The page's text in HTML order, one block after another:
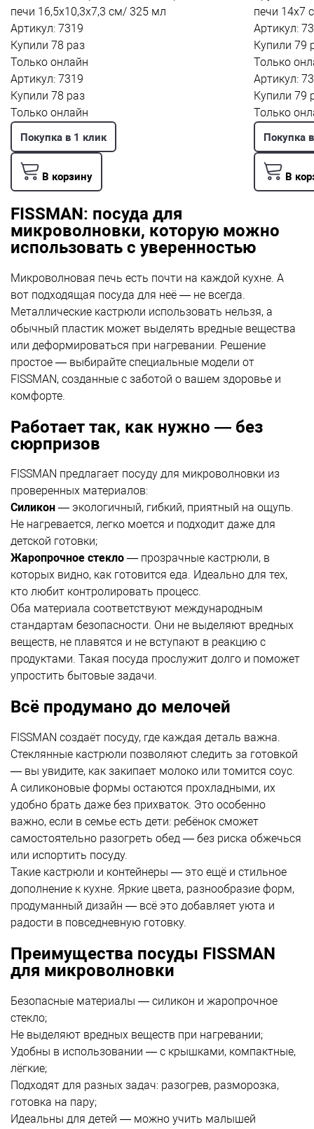
печи 16,5x10,3x7,3 см/ 325 мл
Артикул: 7319
Купили 78 раз
Только онлайн
Артикул: 7319
Купили 78 раз
Только онлайн
Покупка в 1 клик
В корзину
печи 14x7
Артикул:
Купили 79
Только
Артикул:
Купили 79
Только
Покупка
В
FISSMAN: посуда для
микроволновки, которую можно
использовать с уверенностью
Микроволновая печь есть почти на каждой кухне. А
вот подходящая посуда для неё — не всегда.
Металлические кастрюли использовать нельзя, а
обычный пластик может выделять вредные вещества
или деформироваться при нагревании. Решение
простое — выбирайте специальные модели от
FISSMAN, созданные с заботой о вашем здоровье и
комфорте.
Работает так, как нужно — без
сюрпризов
FISSMAN предлагает посуду для микроволновки из
проверенных материалов:
Силикон — экологичный, гибкий, приятный на ощупь.
Не нагревается, легко моется и подходит даже для
детской готовки;
Жаропрочное стекло — прозрачные кастрюли, в
которых видно, как готовится еда. Идеально для тех,
кто любит контролировать процесс.
Оба материала соответствуют международным
стандартам безопасности. Они не выделяют вредных
веществ, не плавятся и не вступают в реакцию с
продуктами. Такая посуда прослужит долго и поможет
упростить бытовые задачи.
Всё продумано до мелочей
FISSMAN создаёт посуду, где каждая деталь важна.
Стеклянные кастрюли позволяют следить за готовкой
— вы увидите, как закипает молоко или томится соус.
А силиконовые формы остаются прохладными, их
удобно брать даже без прихваток. Это особенно
важно, если в семье есть дети: ребёнок сможет
самостоятельно разогреть обед — без риска обжечься
или испортить посуду.
Такие кастрюли и контейнеры — это ещё и стильное
дополнение к кухне. Яркие цвета, разнообразие форм,
продуманный дизайн — всё это добавляет уюта и
радости в повседневную готовку.
Преимущества посуды FISSMAN
для микроволновки
Безопасные материалы — силикон и жаропрочное
стекло;
Не выделяют вредных веществ при нагревании;
Удобны в использовании — с крышками, компактные,
лёгкие;
Подходят для разных задач: разогрев, разморозка,
готовка на пару;
Идеальны для детей — можно учить малышей